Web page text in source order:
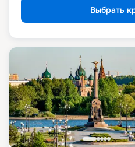
Выбрать